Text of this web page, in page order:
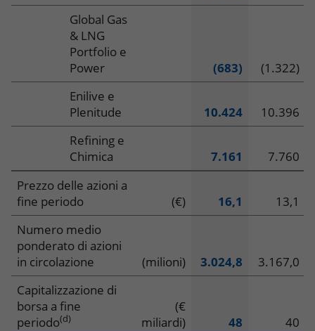
Global Gas
& LNG
Portfolio e
Power
(683)
(1.322)
Enilive e
Plenitude
10.424
10.396
Refining e
Chimica
7.161
7.760
Prezzo delle azioni a
fine periodo
(€) 16,1
13,1
Numero medio
ponderato di azioni
in circolazione
(milioni) 3.024,8
3.167,0
Capitalizzazione di
borsa a fine
periodo(d)
(€
miliardi)
48 40